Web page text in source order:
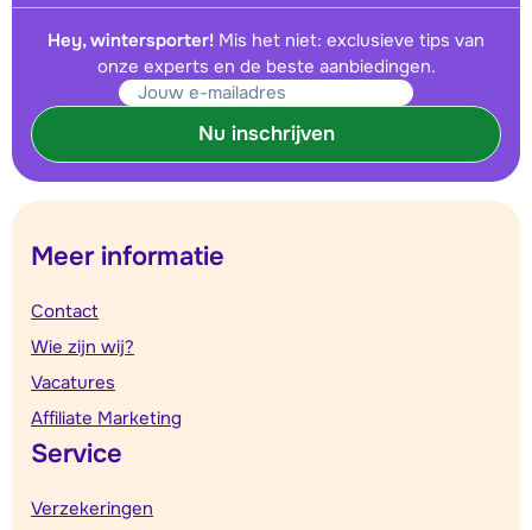
Hey, wintersporter! Mis het niet: exclusieve tips van
onze experts en de beste aanbiedingen.
Nu inschrijven
Meer informatie
Contact
Wie zijn wij?
Vacatures
Affiliate Marketing
Service
Verzekeringen